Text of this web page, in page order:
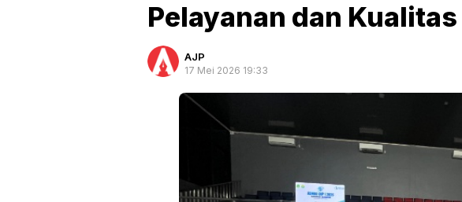
Pelayanan dan Kualitas
AJP
17 Mei 2026 19:33